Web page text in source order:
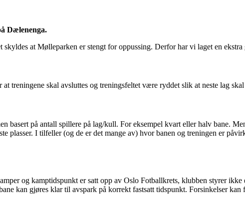
Dælenenga.
at Mølleparken er stengt for oppussing. Derfor har vi laget en ekstra
treningene skal avsluttes og treningsfeltet være ryddet slik at neste lag
basert på antall spillere på lag/kull. For eksempel kvart eller halv bane.
plasser. I tilfeller (og de er det mange av) hvor banen og treningen er
og kamptidspunkt er satt opp av Oslo Fotballkrets, klubben styrer
kan gjøres klar til avspark på korrekt fastsatt tidspunkt. Forsinkelser